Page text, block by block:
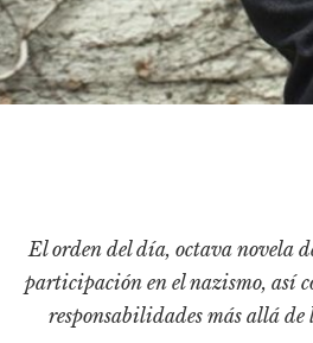
El orden del día, octava novela
participación en el nazismo, así
responsabilidades más allá de